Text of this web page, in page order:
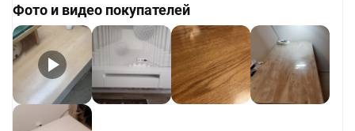
Фото и видео покупателей